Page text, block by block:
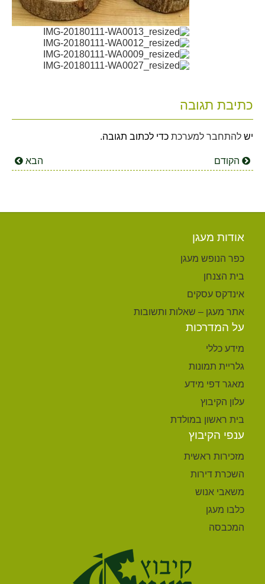
כתיבת תגובה
יש להתחבר למערכת כדי לכתוב תגובה.
הקודם הבא
אודות מעגן
כפר הנופש מעגן
בית הצנחן
אינדקס עסקים
אתר מעגן – שאלות ותשובות
על המדרכות
מידע כללי
גלריית תמונות
מאגר דפי מידע
עלון הקיבוץ
בית ראשון במולדת
ענפי הקיבוץ
מזכירות ראשית
השכרת דירות
משאבי אנוש
כלבו מעגן
המכבסה